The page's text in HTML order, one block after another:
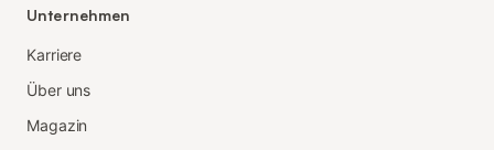
Unternehmen
Karriere
Über uns
Magazin